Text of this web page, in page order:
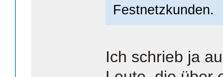
Festnetzkunden.
Ich schrieb ja